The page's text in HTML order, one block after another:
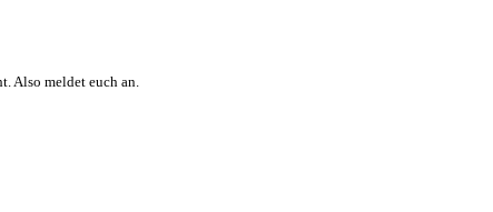
Also meldet euch an.